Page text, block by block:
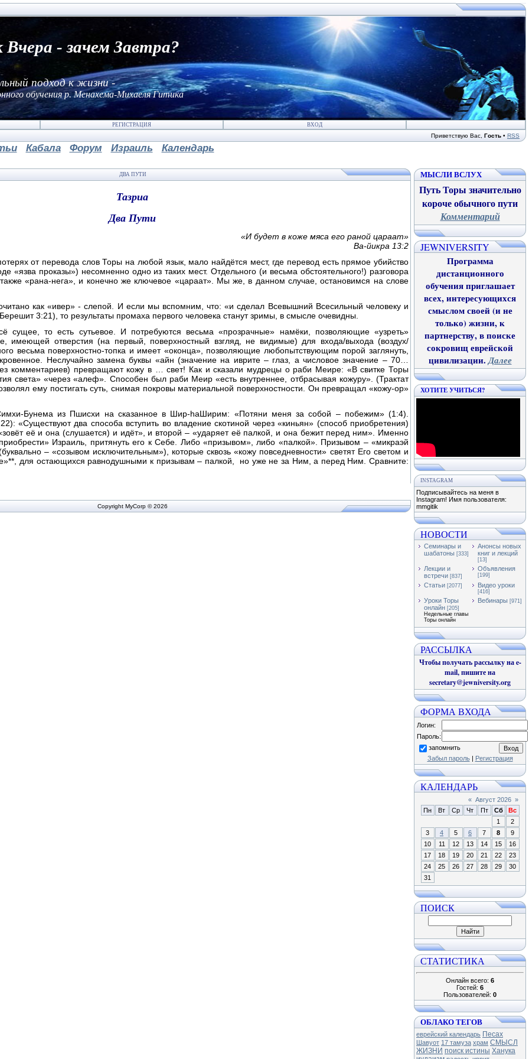
Вчера - зачем Завтра?
подход к жизни -
обучения р. Менахема-Михаеля Гитика
РЕГИСТРАЦИЯ ВХОД
Приветствую Вас Гость • RSS
Кабала Форум Израиль Календарь
ДВА ПУТИ
Тазриа
Два Пути
«И будет в коже мяса его раной цараат»
Ва-йикра 13:2
от перевода слов Торы на любой язык, мало найдётся мест, где перевод есть прямое убийство
«язва проказы») несомненно одно из таких мест. Отдельного (и весьма обстоятельного!) разговора
«рана-нега», и конечно же ключевое «цараат». Мы же, в данном случае, остановимся на слове
как «ивер» - слепой. И если мы вспомним, что: «и сделал Всевышний Всесильный человеку и
3:21), то результаты промаха первого человека станут зримы, в смысле очевидны.
сущее, то есть сутьевое. И потребуются весьма «прозрачные» намёки, позволяющие «узреть»
имеющей отверстия (на первый, поверхностный взгляд, не видимые) для входа/выхода (воздух/
весьма поверхностно-топка и имеет «оконца», позволяющие любопытствующим порой заглянуть,
Неслучайно замена буквы «айн (значение на иврите – глаз, а числовое значение – 70…
комментариев) превращают кожу в … свет! Как и сказали мудрецы о раби Меире: «В свитке Торы
света» «через «алеф». Способен был раби Меир «есть внутреннее, отбрасывая кожуру». (Трактат
ему постигать суть, снимая покровы материальной поверхностности. Он превращал «кожу-ор»
Бунема из Пшисхи на сказанное в Шир-hаШирим: «Потяни меня за собой – побежим» (1:4).
«Существуют два способа вступить во владение скотиной через «киньян» (способ приобретения)
её и она (слушается) и идёт», и второй – «ударяет её палкой, и она бежит перед ним». Именно
Израиль, притянуть его к Себе. Либо «призывом», либо «палкой». Призывом – «микраэй
– «созывом исключительным»), которые сквозь «кожу повседневности» светят Его светом и
для остающихся равнодушными к призывам – палкой, но уже не за Ним, а перед Ним. Сравните:
Copyright MyCorp © 2026
МЫСЛИ ВСЛУХ
Путь Торы значительно
короче обычного пути
Комментарий
JEWNIVERSITY
Программа
дистанционного
обучения приглашает
всех, интересующихся
смыслом своей (и не
только) жизни, к
партнерству, в поиске
сокровищ еврейской
цивилизации.Далее
ХОТИТЕ УЧИТЬСЯ?
INSTAGRAM
Подписывайтесь на меня в
Instagram! Имя пользователя:
mmgitik
НОВОСТИ
Семинары и
шабатоны [333]
Анонсы новых
книг и лекций
[13]
Лекции и
встречи [837]
Объявления
[199]
Статьи [2077] Видео уроки
[416]
Уроки Торы
онлайн [205]
Недельные главы
Торы онлайн
Вебинары [971]
РАССЫЛКА
Чтобы получать рассылку на e-
mail, пишите на
secretary@jewniversity.org
ФОРМА ВХОДА
Логин:
Пароль:
запомнить
Забыл пароль| Регистрация
КАЛЕНДАРЬ
« Август 2026 »
Пн
Вт Ср Чт Пт Сб
Вс
1
2
3
4 5 6 7 8
9
10
11 12 13 14 15
16
17
18 19 20 21 22
23
24
25 26 27 28 29
30
31
ПОИСК
СТАТИСТИКА
Онлайн всего: 6
Гостей: 6
Пользователей: 0
ОБЛАКО ТЕГОВ
еврейский календарь Песах
Шавуот 17 тамуза храм СМЫСЛ
ЖИЗНИ поиск истины Ханука